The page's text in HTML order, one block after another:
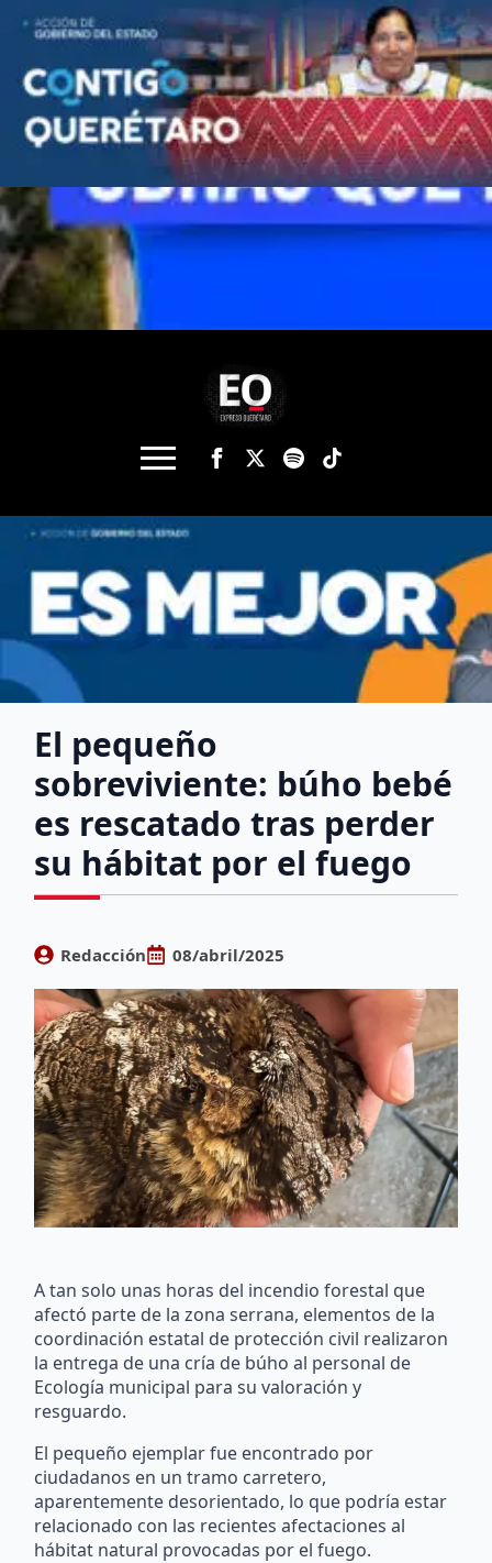
El pequeño
sobreviviente: búho bebé
es rescatado tras perder
su hábitat por el fuego
Redacción 08/abril/2025
A tan solo unas horas del incendio forestal que
afectó parte de la zona serrana, elementos de la
coordinación estatal de protección civil realizaron
la entrega de una cría de búho al personal de
Ecología municipal para su valoración y
resguardo.
El pequeño ejemplar fue encontrado por
ciudadanos en un tramo carretero,
aparentemente desorientado, lo que podría estar
relacionado con las recientes afectaciones al
hábitat natural provocadas por el fuego.